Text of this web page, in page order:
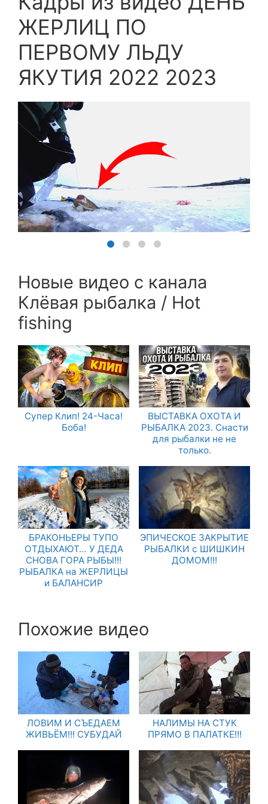
ЖЕРЛИЦ ПО
ПЕРВОМУ ЛЬДУ
ЯКУТИЯ 2022 2023
Новые видео с канала
Клёвая рыбалка / Hot
fishing
Супер Клип! 24-Часа!
Боба!
ВЫСТАВКА ОХОТА И
РЫБАЛКА 2023. Снасти
для рыбалки не не
только.
БРАКОНЬЕРЫ ТУПО
ОТДЫХАЮТ… У ДЕДА
СНОВА ГОРА РЫБЫ!!!
РЫБАЛКА на ЖЕРЛИЦЫ
и БАЛАНСИР
ЭПИЧЕСКОЕ ЗАКРЫТИЕ
РЫБАЛКИ с ШИШКИН
ДОМОМ!!!
Похожие видео
ЛОВИМ И СЪЕДАЕМ
ЖИВЬЁМ!!! СУБУДАЙ
НАЛИМЫ НА СТУК
ПРЯМО В ПАЛАТКЕ!!!